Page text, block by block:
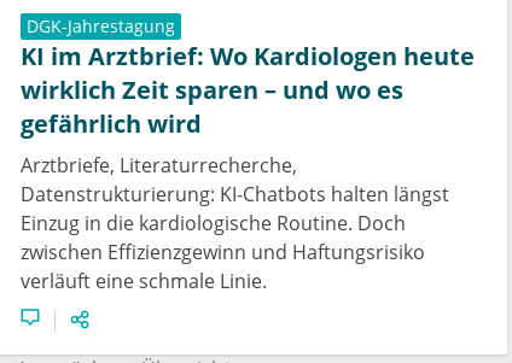
DGK-Jahrestagung
KI im Arztbrief: Wo Kardiologen heute
wirklich Zeit sparen – und wo es
gefährlich wird
Arztbriefe, Literaturrecherche,
Datenstrukturierung: KI-Chatbots halten längst
Einzug in die kardiologische Routine. Doch
zwischen Effizienzgewinn und Haftungsrisiko
verläuft eine schmale Linie.